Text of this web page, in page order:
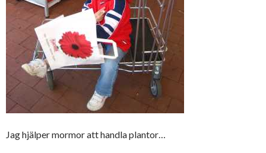
Jag hjälper mormor att handla plantor…